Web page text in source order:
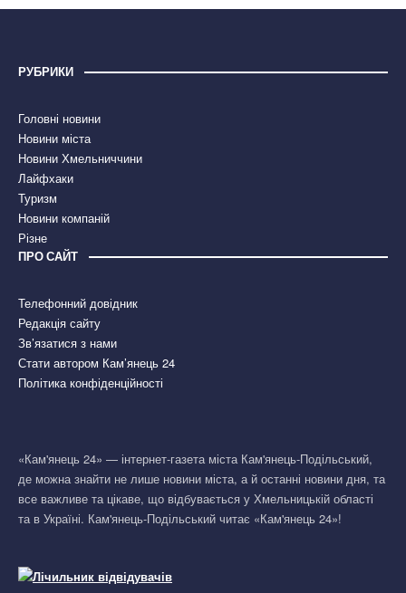
РУБРИКИ
Головні новини
Новини міста
Новини Хмельниччини
Лайфхаки
Туризм
Новини компаній
Різне
ПРО САЙТ
Телефонний довідник
Редакція сайту
Зв’язатися з нами
Стати автором Кам’янець 24
Політика конфіденційності
«Кам'янець 24» — інтернет-газета міста Кам'янець-Подільський,
де можна знайти не лише новини міста, а й останні новини дня, та
все важливе та цікаве, що відбувається у Хмельницькій області
та в Україні. Кам'янець-Подільський читає «Кам'янець 24»!